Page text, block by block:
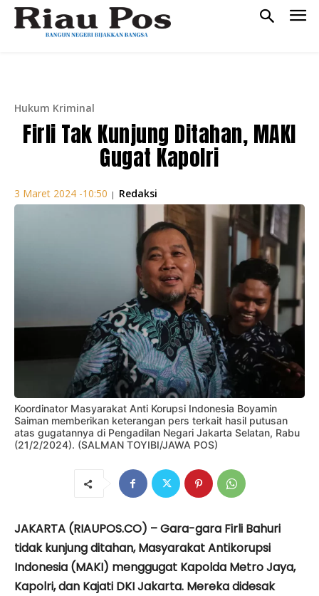
Hukum Kriminal
Firli Tak Kunjung Ditahan, MAKI
Gugat Kapolri
3 Maret 2024 -10:50 | Redaksi
Koordinator Masyarakat Anti Korupsi Indonesia Boyamin
Saiman memberikan keterangan pers terkait hasil putusan
atas gugatannya di Pengadilan Negari Jakarta Selatan, Rabu
(21/2/2024). (SALMAN TOYIBI/JAWA POS)
JAKARTA (RIAUPOS.CO) – Gara-gara Firli Bahuri
tidak kunjung ditahan, Masyarakat Antikorupsi
Indonesia (MAKI) menggugat Kapolda Metro Jaya,
Kapolri, dan Kajati DKI Jakarta. Mereka didesak